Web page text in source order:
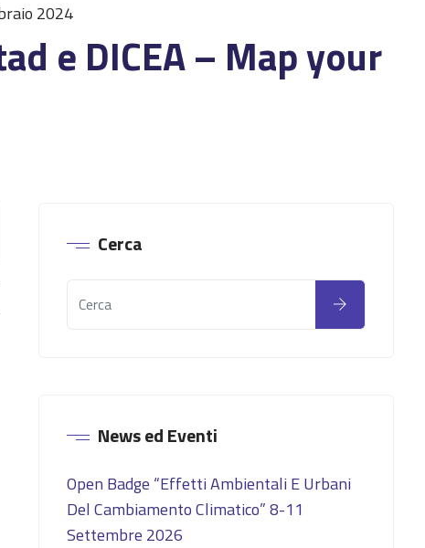
2024
e DICEA – Map your
Cerca
News ed Eventi
Open Badge “Effetti Ambientali E Urbani
Del Cambiamento Climatico” 8-11
Settembre 2026